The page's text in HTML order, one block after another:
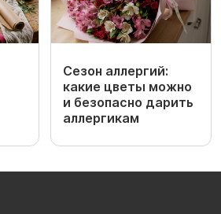
Сезон аллергий:
какие цветы можно
и безопасно дарить
аллергикам